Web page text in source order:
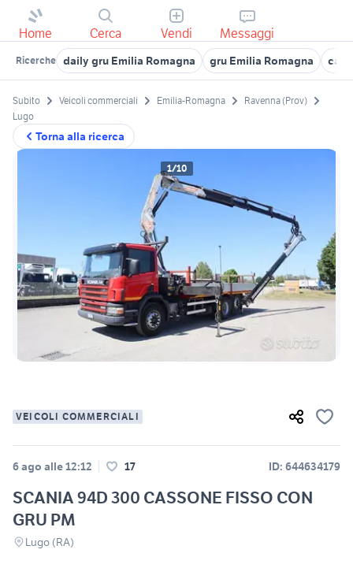
Home Cerca Vendi Messaggi
Ricerche daily gru Emilia Romagna gru Emilia Romagna
Torna alla ricerca
Subito Veicoli commerciali Emilia-Romagna
Ravenna (Prov)
Lugo
1/10
VEICOLI COMMERCIALI
6 ago alle 12:12 17 ID: 644634179
SCANIA 94D 300 CASSONE FISSO CON
GRU PM
Lugo (RA)